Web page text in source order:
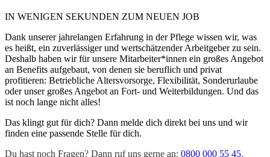
IN WENIGEN SEKUNDEN ZUM NEUEN JOB
Dank unserer jahrelangen Erfahrung in der Pflege wissen wir, was
es heißt, ein zuverlässiger und wertschätzender Arbeitgeber zu sein.
Deshalb haben wir für unsere Mitarbeiter*innen ein großes Angebot
an Benefits aufgebaut, von denen sie beruflich und privat
profitieren: Betriebliche Altersvorsorge, Flexibilität, Sonderurlaube
oder unser großes Angebot an Fort- und Weiterbildungen. Und das
ist noch lange nicht alles!
Das klingt gut für dich? Dann melde dich direkt bei uns und wir
finden eine passende Stelle für dich.
Du hast noch Fragen? Dann ruf uns gerne an: 0800 000 55 45.